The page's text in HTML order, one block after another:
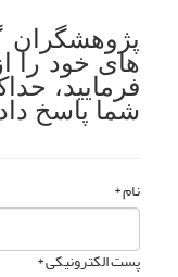
های خود را
فرمایید،
شما پاسخ
نام *
پست الکترونیکی *